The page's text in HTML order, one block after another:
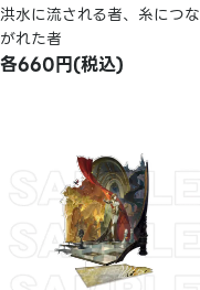
洪水に流される者、糸につな
がれた者
各660円(税込)